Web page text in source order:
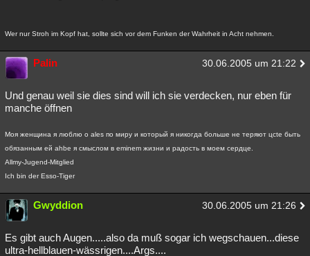
Wer nur Stroh im Kopf hat, sollte sich vor dem Funken der Wahrheit in Acht nehmen.
Palin 30.06.2005 um 21:22
Und genau weil sie dies sind will ich sie verdecken, nur eben für
manche öffnen
Моя женщина я люблю о ales по миру и который я никогда больше не теряют цcte быть
обязанным ей ahbe я смыслом в eminem жизни и радость в моем сердце.
Allmy-Jugend-Mitglied
Ich bin der Esso-Tiger
Gwyddion 30.06.2005 um 21:26
Es gibt auch Augen.....also da muß sogar ich wegschauen...diese
ultra-hellblauen-wässrigen....Args....